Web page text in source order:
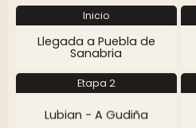
Inicio
Llegada a Puebla de
Sanabria
Etapa 2
Lubian - A Gudiña